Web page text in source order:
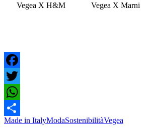
Vegea X H&M Vegea X Marni
Facebook
Twitter
WhatsApp
Condividi
Made in ItalyModaSostenibilitàVegea